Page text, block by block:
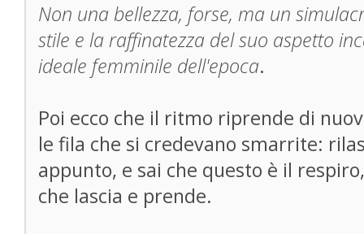
Non una bellezza, forse, ma un
stile e la raffinatezza del suo aspetto
ideale femminile dell'epoca.
Poi ecco che il ritmo riprende di
le fila che si credevano smarrite:
appunto, e sai che questo è il
che lascia e prende.